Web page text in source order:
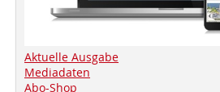
Aktuelle Ausgabe
Mediadaten
Abo-Shop